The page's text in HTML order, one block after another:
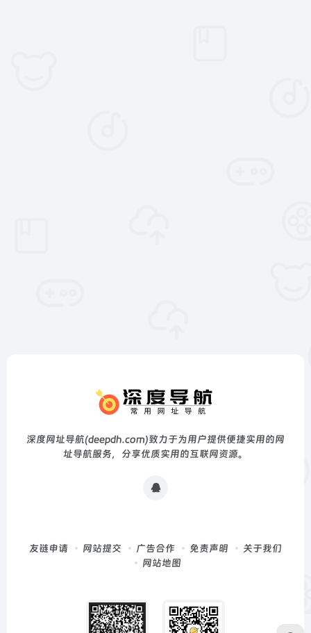
深度网址导航(deepdh.com)致力于为用户提供便捷实用的网
址导航服务，分享优质实用的互联网资源。
友链申请 网站提交 广告合作 免责声明
关于我们
网站地图